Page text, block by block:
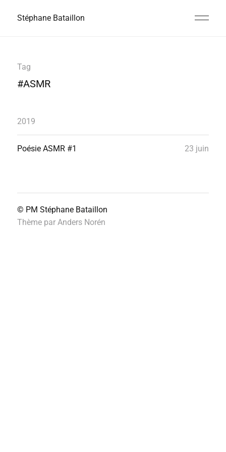
Stéphane Bataillon
Tag
#ASMR
2019
Poésie ASMR #1 23 juin
© PM Stéphane Bataillon
Thème par Anders Norén